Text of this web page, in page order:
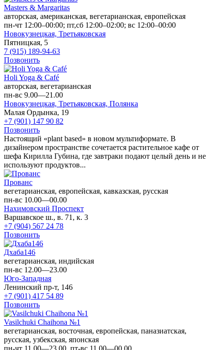
Masters & Margaritas
авторская, американская, вегетарианская, европейская
пн-чт 12:00–00:00; пт,сб 12:00–02:00; вс 12:00–00:00
Новокузнецкая, Третьяковская
Пятницкая, 5
7 (915) 189-94-63
Позвонить
Holi Yoga & Café
авторская, вегетарианская
пн-вс 9.00—21.00
Новокузнецкая, Третьяковская, Полянка
Малая Ордынка, 19
+7 (901) 147 90 82
Позвонить
Настоящий «plant based» в новом мультиформате. В
дизайнером пространстве сочетается растительное кафе от
шефа Кирилла Губина, где завтраки подают целый день и не
используют продуктов...
Прованс
вегетарианская, европейская, кавказская, русская
пн-вс 10.00—00.00
Нахимовский Проспект
Варшавское ш., в. 71, к. 3
+7 (904) 567 24 78
Позвонить
Дхаба146
вегетарианская, индийская
пн-вс 12.00—23.00
Юго-Западная
Ленинский пр-т, 146
+7 (901) 417 54 89
Позвонить
Vasilchuki Chaihona №1
вегетарианская, восточная, европейская, паназиатская,
русская, узбекская, японская
пн-чт 11.00—23.00, пт-вс 11.00—00.00